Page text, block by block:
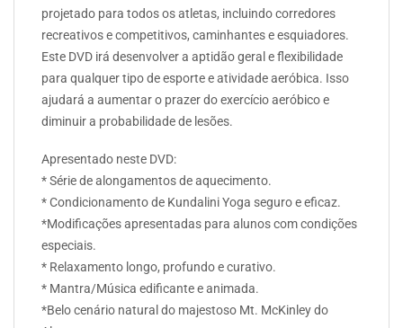
projetado para todos os atletas, incluindo corredores
recreativos e competitivos, caminhantes e esquiadores.
Este DVD irá desenvolver a aptidão geral e flexibilidade
para qualquer tipo de esporte e atividade aeróbica. Isso
ajudará a aumentar o prazer do exercício aeróbico e
diminuir a probabilidade de lesões.
Apresentado neste DVD:
* Série de alongamentos de aquecimento.
* Condicionamento de Kundalini Yoga seguro e eficaz.
*Modificações apresentadas para alunos com condições
especiais.
* Relaxamento longo, profundo e curativo.
* Mantra/Música edificante e animada.
*Belo cenário natural do majestoso Mt. McKinley do